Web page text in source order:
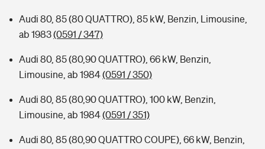
Audi 80, 85 (80 QUATTRO), 85 kW, Benzin, Limousine,
ab 1983(0591 / 347)
Audi 80, 85 (80,90 QUATTRO), 66 kW, Benzin,
Limousine, ab 1984(0591 / 350)
Audi 80, 85 (80,90 QUATTRO), 100 kW, Benzin,
Limousine, ab 1984(0591 / 351)
Audi 80, 85 (80,90 QUATTRO COUPE), 66 kW, Benzin,